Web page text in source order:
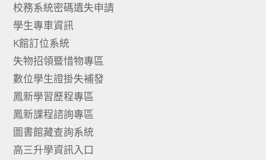
校務系統密碼遺失申請
學生專車資訊
K館訂位系統
失物招領暨惜物專區
數位學生證掛失補發
鳳新學習歷程專區
鳳新課程諮詢專區
圖書館藏查詢系統
高三升學資訊入口